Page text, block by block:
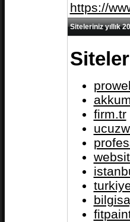
https://
Siteleriniz yıllık
firm.tr